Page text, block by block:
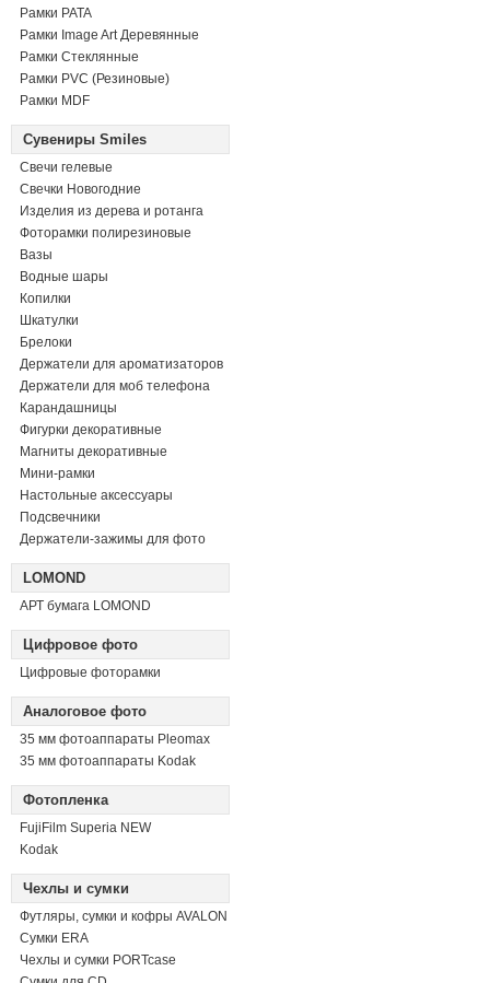
Рамки PATA
Рамки Image Art Деревянные
Рамки Стеклянные
Рамки PVC (Резиновые)
Рамки MDF
Сувениры Smiles
Свечи гелевые
Свечки Новогодние
Изделия из дерева и ротанга
Фоторамки полирезиновые
Вазы
Водные шары
Копилки
Шкатулки
Брелоки
Держатели для ароматизаторов
Держатели для моб телефона
Карандашницы
Фигурки декоративные
Магниты декоративные
Мини-рамки
Настольные аксессуары
Подсвечники
Держатели-зажимы для фото
LOMOND
АРТ бумага LOMOND
Цифровое фото
Цифровые фоторамки
Аналоговое фото
35 мм фотоаппараты Pleomax
35 мм фотоаппараты Kodak
Фотопленка
FujiFilm Superia NEW
Kodak
Чехлы и сумки
Футляры, сумки и кофры AVALON
Сумки ERA
Чехлы и сумки PORTcase